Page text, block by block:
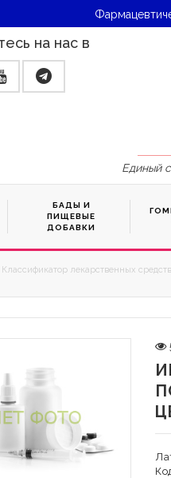
на нас в
Единый
БАДЫ И
ПИЩЕВЫЕ
ДОБАВКИ
Классификатор лекарственных средств